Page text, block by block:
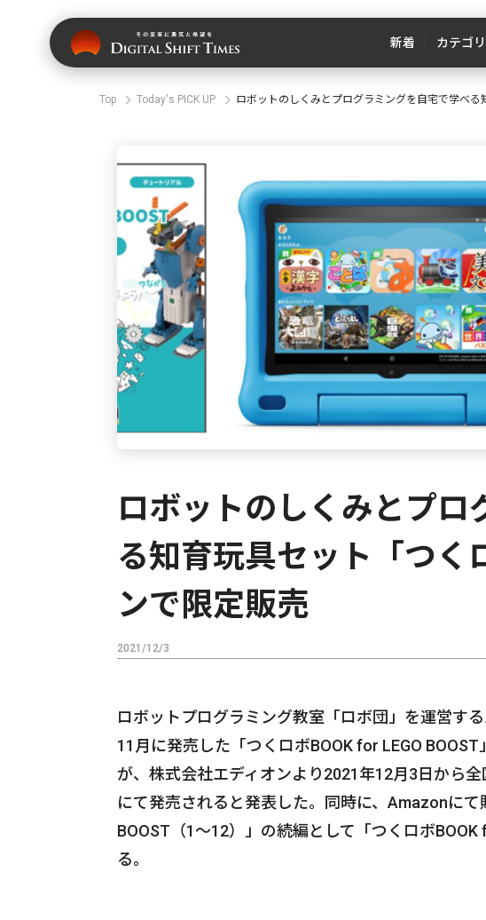
新着 カテゴリ
Top Today's PICK UP ロボットのしくみとプログラミングを自宅で学べ
ロボットのしくみとプロ
る知育玩具セット「つく
ンで限定販売
2021/12/3
ロボットプログラミング教室「ロボ団」を運営す
11月に発売した「つくロボBOOK for LEGO
が、株式会社エディオンより2021年12月3日から
にて発売されると発表した。同時に、Amazonにて
BOOST（1〜12）」の続編として「つくロボ
る。